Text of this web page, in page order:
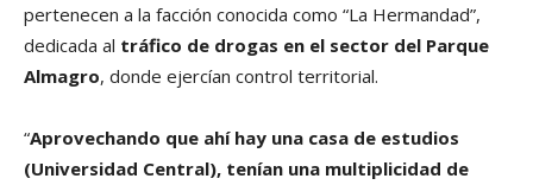
pertenecen a la facción conocida como “La Hermandad”,
dedicada al tráfico de drogas en el sector del Parque
Almagro, donde ejercían control territorial.
“Aprovechando que ahí hay una casa de estudios
(Universidad Central), tenían una multiplicidad de